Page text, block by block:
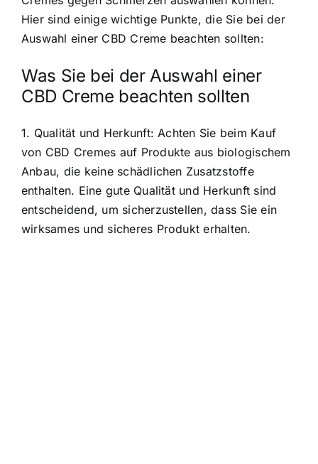
Hier sind einige wichtige Punkte, die Sie bei der
Auswahl einer CBD Creme beachten sollten:
Was Sie bei der Auswahl einer
CBD Creme beachten sollten
1. Qualität und Herkunft: Achten Sie beim Kauf
von CBD Cremes auf Produkte aus biologischem
Anbau, die keine schädlichen Zusatzstoffe
enthalten. Eine gute Qualität und Herkunft sind
entscheidend, um sicherzustellen, dass Sie ein
wirksames und sicheres Produkt erhalten.